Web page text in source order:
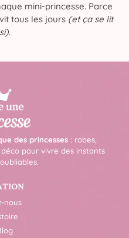
mini-princesse. Parce
tous les jours (et ça se lit
.
des princesses: robes,
pour vivre des instants
nous